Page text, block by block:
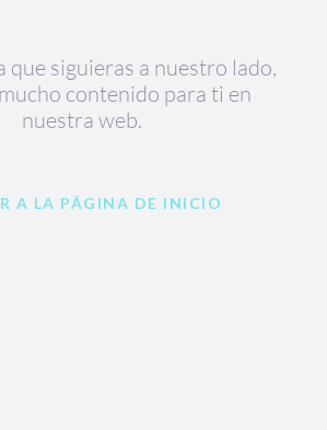
que siguieras a nuestro lado,
contenido para ti en
nuestra web.
A LA PÁGINA DE INICIO